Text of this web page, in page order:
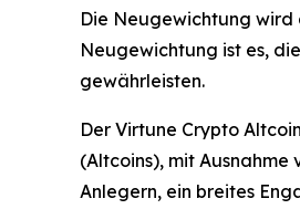
Die Neugewichtung
Neugewichtung ist es,
gewährleisten.
Der Virtune Crypto
(Altcoins), mit
Anlegern, ein breites